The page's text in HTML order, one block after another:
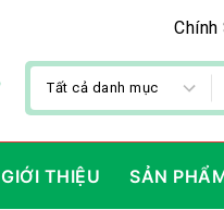
Chính
GIỚI THIỆU SẢN